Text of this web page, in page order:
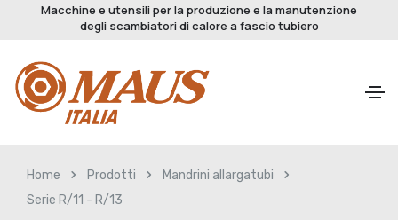
Macchine e utensili per la produzione e la manutenzione
degli scambiatori di calore a fascio tubiero
Home Prodotti
Mandrini allargatubi
Serie R/11 - R/13